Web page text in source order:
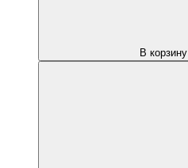
В корзину